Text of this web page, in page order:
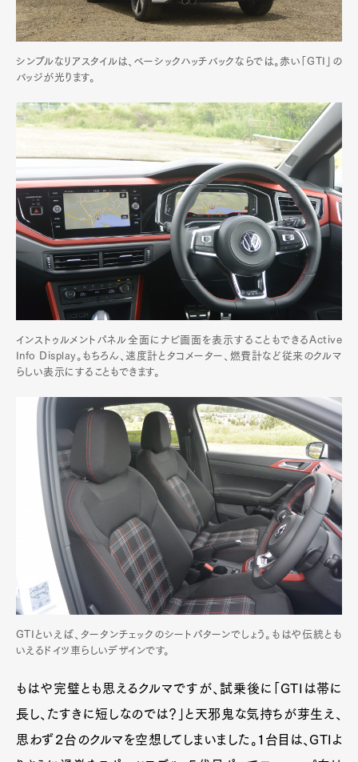
Art&DesignWatchFashion
GourmetCars
ProductCulture Lifestyle
Pen Membership
Contact
シンプルなリアスタイルは、ベーシックハッチバックならでは。赤い「GTI」の
バッジが光ります。
インストゥルメントパネル全面にナビ画面を表示することもできるActive
Info Display。もちろん、速度計とタコメーター、燃費計など従来のクルマ
らしい表示にすることもできます。
GTIといえば、タータンチェックのシートパターンでしょう。もはや伝統とも
いえるドイツ車らしいデザインです。
もはや完璧とも思えるクルマですが、試乗後に「GTIは帯に
長し、たすきに短しなのでは？」と天邪鬼な気持ちが芽生え、
思わず２台のクルマを空想してしまいました。１台目は、GTIよ